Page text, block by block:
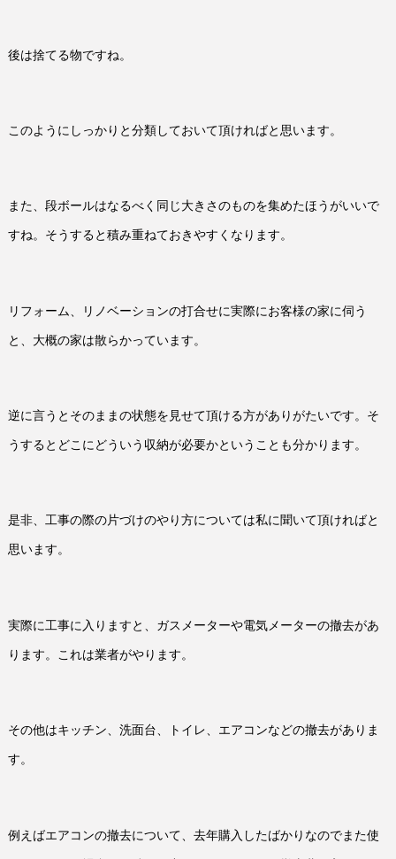
後は捨てる物ですね。
このようにしっかりと分類しておいて頂ければと思います。
また、段ボールはなるべく同じ大きさのものを集めたほうがいいで
すね。そうすると積み重ねておきやすくなります。
リフォーム、リノベーションの打合せに実際にお客様の家に伺う
と、大概の家は散らかっています。
逆に言うとそのままの状態を見せて頂ける方がありがたいです。そ
うするとどこにどういう収納が必要かということも分かります。
是非、工事の際の片づけのやり方については私に聞いて頂ければと
思います。
実際に工事に入りますと、ガスメーターや電気メーターの撤去があ
ります。これは業者がやります。
その他はキッチン、洗面台、トイレ、エアコンなどの撤去がありま
す。
例えばエアコンの撤去について、去年購入したばかりなのでまた使